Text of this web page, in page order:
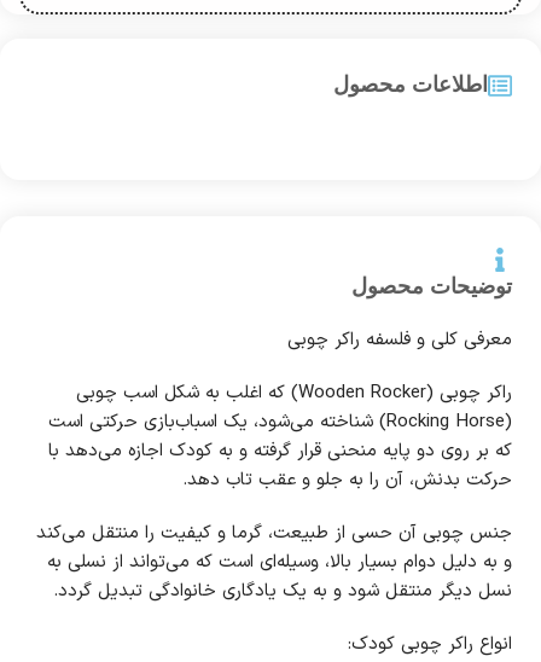
توضیحات محصول
معرفی کلی و فلسفه راکر چوبی
راکر چوبی (Wooden Rocker) که اغلب به شکل اسب چوبی
(Rocking Horse) شناخته می‌شود، یک اسباب‌بازی حرکتی است
که بر روی دو پایه منحنی قرار گرفته و به کودک اجازه می‌دهد با
حرکت بدنش، آن را به جلو و عقب تاب دهد.
جنس چوبی آن حسی از طبیعت، گرما و کیفیت را منتقل می‌کند
و به دلیل دوام بسیار بالا، وسیله‌ای است که می‌تواند از نسلی به
نسل دیگر منتقل شود و به یک یادگاری خانوادگی تبدیل گردد.
انواع راکر چوبی کودک:
اطلاعات محصول